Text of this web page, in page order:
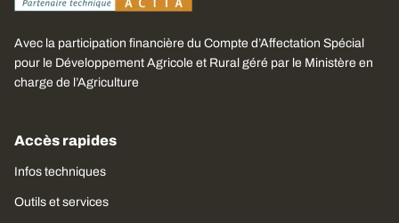
Avec la participation financière du Compte d’Affectation Spécial
pour le Développement Agricole et Rural géré par le Ministère en
charge de l’Agriculture
Accès rapides
Infos techniques
Outils et services